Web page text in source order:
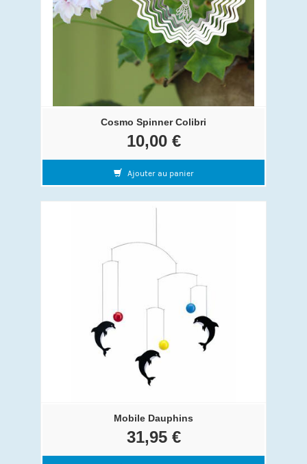
Cosmo Spinner Colibri
10,00 €
Ajouter au panier
Mobile Dauphins
31,95 €